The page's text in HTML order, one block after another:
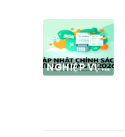
NGHIỆP VỤ KẾ TOÁN & THUẾ